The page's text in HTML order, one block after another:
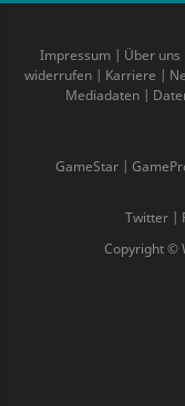
Impressum| Über uns
widerrufen | Karriere |
Mediadaten|
GameStar |
Twitter |
Copyright ©